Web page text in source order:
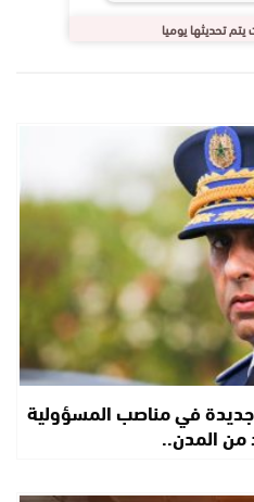
تحديثها يوميا
جديدة في مناصب المسؤولية
من المدن..